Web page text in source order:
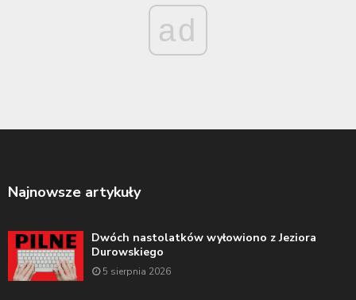
ad
Najnowsze artykuły
Dwóch nastolatków wyłowiono z Jeziora
Durowskiego
5 sierpnia 2026